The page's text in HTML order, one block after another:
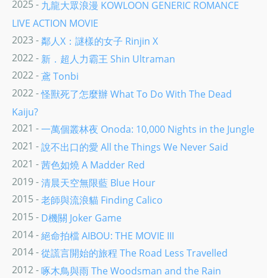
2025 - 九龍大眾浪漫 KOWLOON GENERIC ROMANCE
LIVE ACTION MOVIE
2023 -鄰人X：謎樣的女子 Rinjin X
2022 - 新．超人力霸王 Shin Ultraman
2022 -鳶 Tonbi
2022 -怪獸死了怎麼辦 What To Do With The Dead
Kaiju?
2021 -一萬個叢林夜 Onoda: 10,000 Nights in the Jungle
2021 -說不出口的愛 All the Things We Never Said
2021 -茜色如燒 A Madder Red
2019 -清晨天空無限藍 Blue Hour
2015 -老師與流浪貓 Finding Calico
2015 - D機關 Joker Game
2014 -絕命拍檔 AIBOU: THE MOVIE III
2014 -從謊言開始的旅程 The Road Less Travelled
2012 -啄木鳥與雨 The Woodsman and the Rain